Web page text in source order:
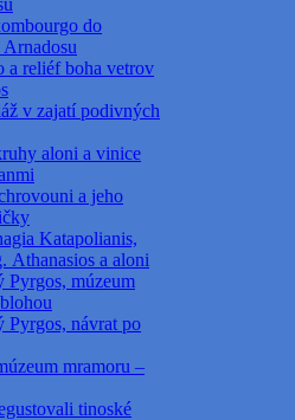
do
a reliéf boha vetrov
v zajatí podivných
aloni a vinice
a jeho
Katapolianis,
Athanasios a aloni
Pyrgos, múzeum
Pyrgos, návrat po
mramoru –
tinoské